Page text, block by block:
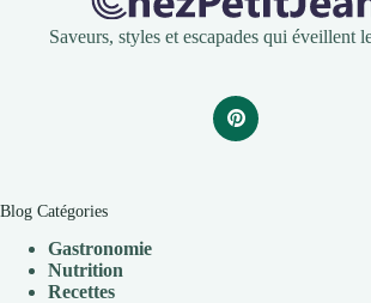
Saveurs, styles et escapades qui éveillent
Blog Catégories
Gastronomie
Nutrition
Recettes